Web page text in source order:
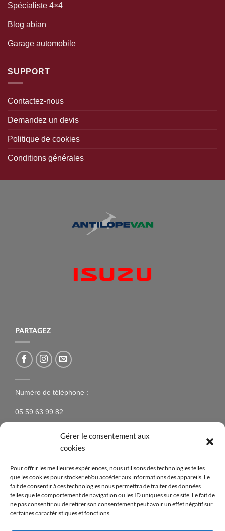
Gérer le consentement aux
cookies
Pour offrir les meilleures expériences, nous utilisons des technologies telles
que les cookies pour stocker et/ou accéder aux informations des appareils. Le
fait de consentir à ces technologies nous permettra de traiter des données
telles que le comportement de navigation ou les ID uniques sur ce site. Le fait de
ne pas consentir ou de retirer son consentement peut avoir un effet négatif sur
certaines caractéristiques et fonctions.
Spécialiste 4×4
Blog abian
Garage automobile
SUPPORT
Contactez-nous
Demandez un devis
Politique de cookies
Conditions générales
PARTAGEZ
Numéro de téléphone :
05 59 63 99 82
N’hésitez pas à vous inscrire à la newsletter pour être
tenus au courant des nouveaux produits proposés sur
le site ainsi que des offres spéciales !